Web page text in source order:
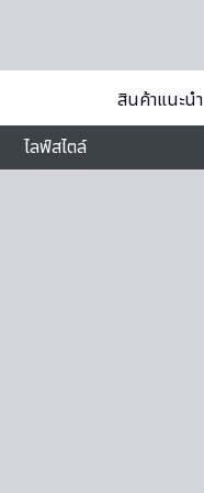
สินค้าแนะนำ
ไลฟ์สไตล์